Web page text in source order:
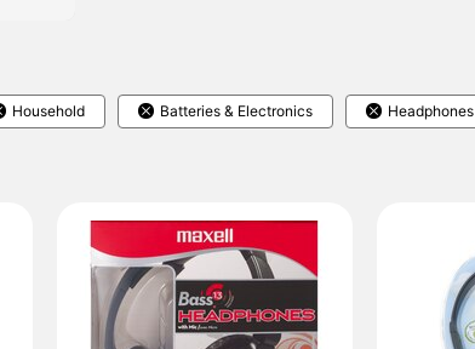
Household Batteries & Electronics Headphones